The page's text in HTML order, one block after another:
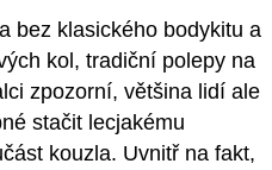
bez klasického bodykitu a
kol, tradiční polepy na
zpozorní, většina lidí ale
stačit lecjakému
kouzla. Uvnitř na fakt,